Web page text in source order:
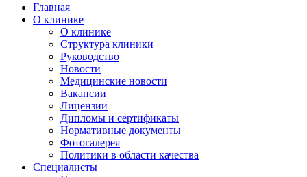
Главная
О клинике
О клинике
Структура клиники
Руководство
Новости
Медицинские новости
Вакансии
Лицензии
Дипломы и сертификаты
Нормативные документы
Фотогалерея
Политики в области качества
Специалисты